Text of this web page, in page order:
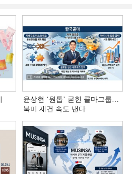
윤상현 ‘원톱ʼ 굳힌 콜마그룹…
북미 재건 속도 낸다